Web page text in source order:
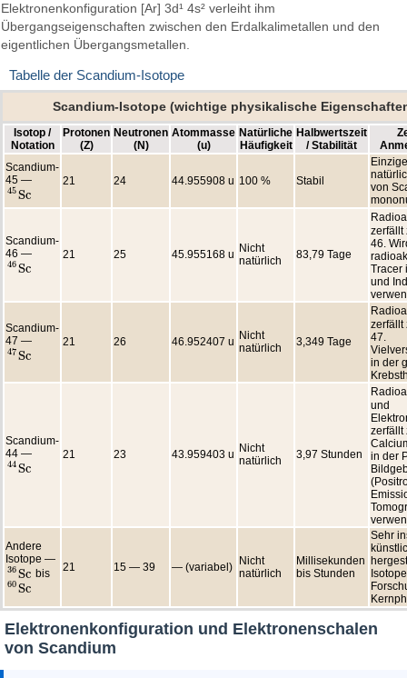
Elektronenkonfiguration [Ar] 3d¹ 4s² verleiht ihm
Übergangseigenschaften zwischen den Erdalkalimetallen und den
eigentlichen Übergangsmetallen.
Tabelle der Scandium-Isotope
Scandium-Isotope (wichtige physikalische
Isotop /
Notation
Protonen
(Z)
Neutronen
(N)
Atommasse
(u)
Natürliche
Häufigkeit
Halbwertszeit
/ Stabilität
Scandium-
45 —
45Sc
45Sc
21 24 44.955908 u 100 % Stabil
von
Scandium-
46 —
46Sc
46Sc
21 25 45.955168 u Nicht
natürlich
83,79 Tage
zerfällt
46.
Tracer
und
Scandium-
47 —
47Sc
47 Sc
21 26 46.952407 u Nicht
natürlich
3,349 Tage
zerfällt
47.
in der
Scandium-
44 —
44Sc
44Sc
21 23 43.959403 u Nicht
natürlich
3,97 Stunden
und
zerfällt
in der
Andere
Isotope —
36Sc
36Sc bis
60Sc
60Sc
21 15 — 39 — (variabel)
Nicht
natürlich
Millisekunden
bis Stunden
Sehr
Elektronenkonfiguration und Elektronenschalen
von Scandium